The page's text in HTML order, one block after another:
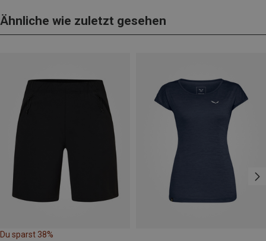
Ähnliche wie zuletzt gesehen
Du sparst 38%